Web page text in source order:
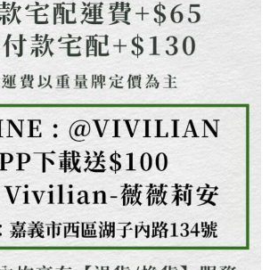
有限公司提供之「AFTEE先享後付」服務完成之交
圍內提供個人資料，並將交易相關給付款項請求債
限公司。
宜，請瀏覽以下網址：
先徵得法定代理人或監護人之同意方可使用
若未經同意申辦者引起之損失，本公司不負相關責
付」時，將依據個別帳號之用戶狀況，依本公司即
度；若仍有額度不足之情形，本公司將視審查結果
號或使用他人資訊註冊。若發現惡意使用之情形，
有權停止該用戶之使用額度並採取法律行動。